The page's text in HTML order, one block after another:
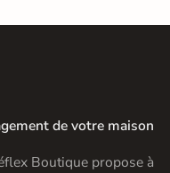
de votre maison
Boutique propose à